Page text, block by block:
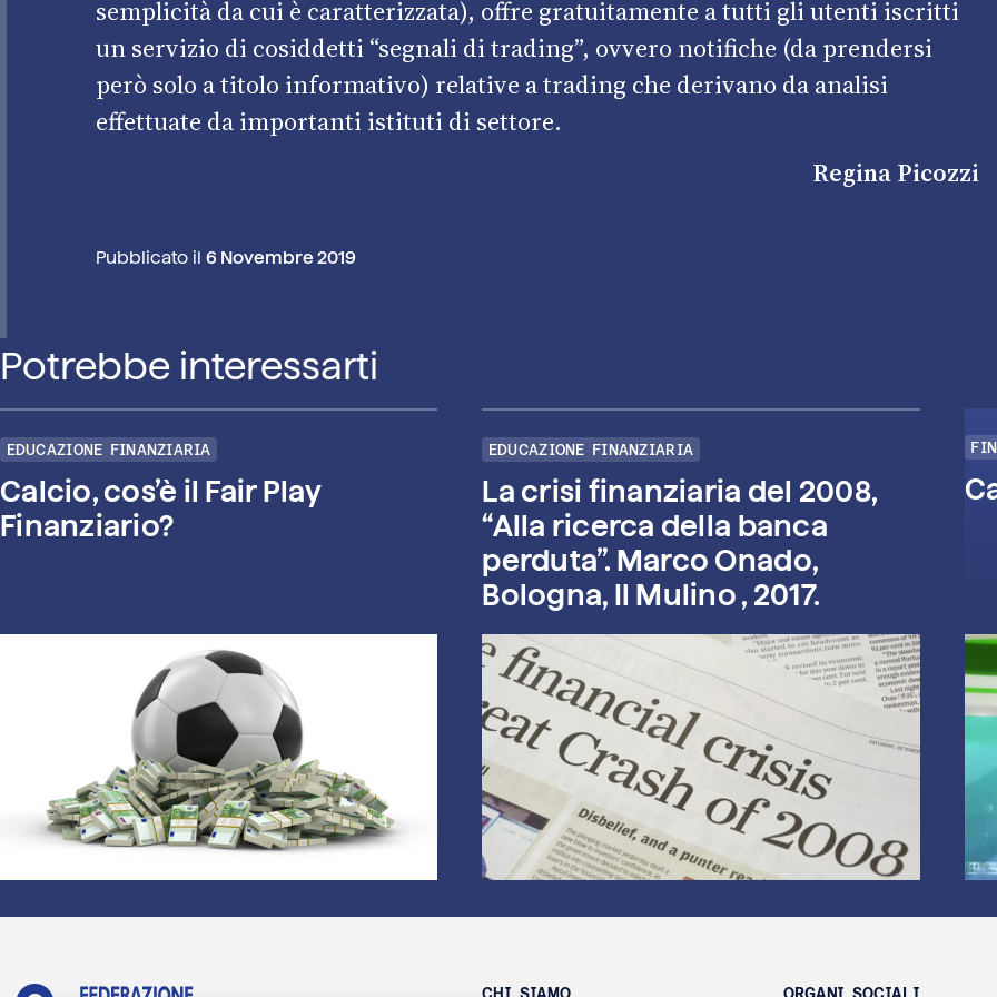
semplicità da cui è caratterizzata), offre gratuitamente a tutti gli utenti iscritti
un servizio di cosiddetti “segnali di trading”, ovvero notifiche (da prendersi
però solo a titolo informativo) relative a trading che derivano da analisi
effettuate da importanti istituti di settore.
Regina Picozzi
Pubblicato il 6 Novembre 2019
Potrebbe interessarti
EDUCAZIONE FINANZIARIA
Calcio, cos’è il Fair Play
Finanziario?
EDUCAZIONE FINANZIARIA
La crisi finanziaria del 2008,
“Alla ricerca della banca
perduta”. Marco Onado,
Bologna, Il Mulino , 2017.